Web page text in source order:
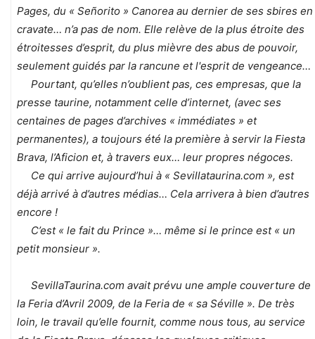
Pages, du « Señorito » Canorea au dernier de ses sbires en
cravate… n’a pas de nom. Elle relève de la plus étroite des
étroitesses d’esprit, du plus mièvre des abus de pouvoir,
seulement guidés par la rancune et l'esprit de vengeance…
Pourtant, qu’elles n’oublient pas, ces empresas, que la
presse taurine, notamment celle d’internet, (avec ses
centaines de pages d’archives « immédiates » et
permanentes), a toujours été la première à servir la Fiesta
Brava, l’Aficion et, à travers eux… leur propres négoces.
Ce qui arrive aujourd’hui à « Sevillataurina.com », est
déjà arrivé à d’autres médias… Cela arrivera à bien d’autres
encore !
C’est « le fait du Prince »… même si le prince est « un
petit monsieur ».
SevillaTaurina.com avait prévu une ample couverture de
la Feria d’Avril 2009, de la Feria de « sa Séville ». De très
loin, le travail qu’elle fournit, comme nous tous, au service